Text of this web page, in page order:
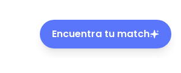
Encuentra tu match